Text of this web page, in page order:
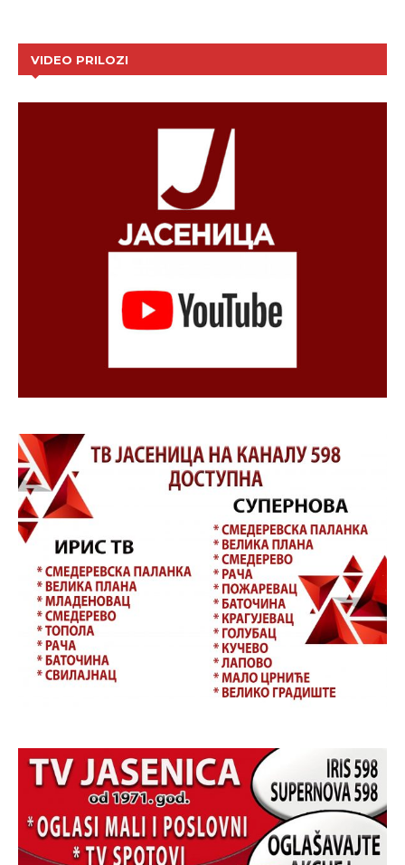
VIDEO PRILOZI